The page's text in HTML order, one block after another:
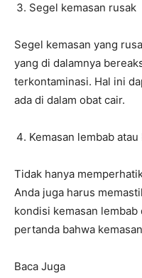
Segel kemasan rusak
Segel kemasan yang
yang di dalamnya
terkontaminasi. Hal ini
ada di dalam obat cair.
Kemasan lembab
Tidak hanya
Anda juga harus
kondisi kemasan
pertanda bahwa
Baca Juga